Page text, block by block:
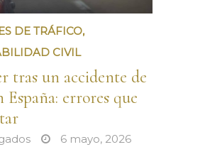
DE TRÁFICO,
CIVIL
tras un accidente de
errores que
6 mayo, 2026